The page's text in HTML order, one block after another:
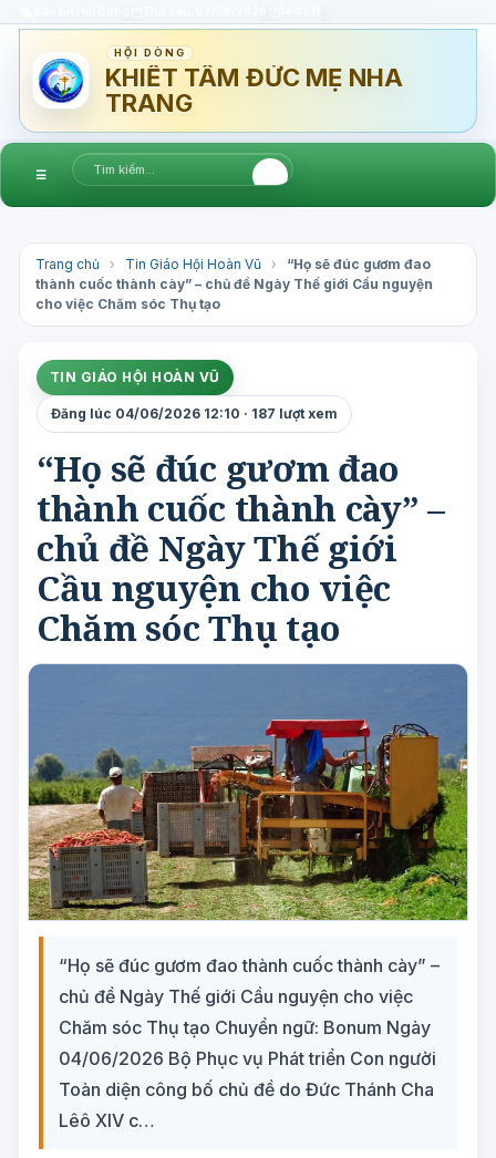
HỘI DÒNG
KHIẾT TÂM ĐỨC MẸ NHA
TRANG
☰
Trang chủ › Tin Giáo Hội Hoàn Vũ ›
“Họ sẽ đúc gươm đao
thành cuốc thành cày” – chủ đề Ngày Thế giới Cầu nguyện
cho việc Chăm sóc Thụ tạo
TIN GIÁO HỘI HOÀN VŨ
Đăng lúc 04/06/2026 12:10 · 187 lượt xem
“Họ sẽ đúc gươm đao
thành cuốc thành cày” –
chủ đề Ngày Thế giới
Cầu nguyện cho việc
Chăm sóc Thụ tạo
“Họ sẽ đúc gươm đao thành cuốc thành cày” –
chủ đề Ngày Thế giới Cầu nguyện cho việc
Chăm sóc Thụ tạo Chuyển ngữ: Bonum Ngày
04/06/2026 Bộ Phục vụ Phát triển Con người
Toàn diện công bố chủ đề do Đức Thánh Cha
Lêô XIV c…